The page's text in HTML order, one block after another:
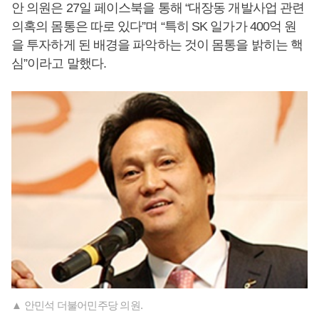
안 의원은 27일 페이스북을 통해 “대장동 개발사업 관련
의혹의 몸통은 따로 있다”며 “특히 SK 일가가 400억 원
을 투자하게 된 배경을 파악하는 것이 몸통을 밝히는 핵
심”이라고 말했다.
▲ 안민석 더불어민주당 의원.